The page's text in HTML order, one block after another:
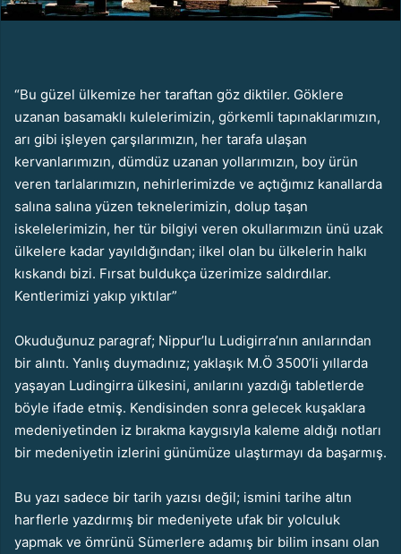
d
e
k
“Bu güzel ülkemize her taraftan göz diktiler. Göklere
uzanan basamaklı kulelerimizin, görkemli tapınaklarımızın,
arı gibi işleyen çarşılarımızın, her tarafa ulaşan
kervanlarımızın, dümdüz uzanan yollarımızın, boy ürün
veren tarlalarımızın, nehirlerimizde ve açtığımız kanallarda
salına salına yüzen teknelerimizin, dolup taşan
iskelelerimizin, her tür bilgiyi veren okullarımızın ünü uzak
ülkelere kadar yayıldığından; ilkel olan bu ülkelerin halkı
kıskandı bizi. Fırsat buldukça üzerimize saldırdılar.
Kentlerimizi yakıp yıktılar”
Okuduğunuz paragraf; Nippur’lu Ludigirra’nın anılarından
bir alıntı. Yanlış duymadınız; yaklaşık M.Ö 3500’li yıllarda
yaşayan Ludingirra ülkesini, anılarını yazdığı tabletlerde
böyle ifade etmiş. Kendisinden sonra gelecek kuşaklara
medeniyetinden iz bırakma kaygısıyla kaleme aldığı notları
bir medeniyetin izlerini günümüze ulaştırmayı da başarmış.
Bu yazı sadece bir tarih yazısı değil; ismini tarihe altın
harflerle yazdırmış bir medeniyete ufak bir yolculuk
yapmak ve ömrünü Sümerlere adamış bir bilim insanı olan